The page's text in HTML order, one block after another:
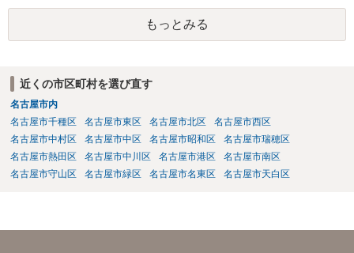
もっとみる
近くの市区町村を選び直す
名古屋市内
名古屋市千種区
名古屋市東区 名古屋市北区
名古屋市西区
名古屋市中村区
名古屋市中区 名古屋市昭和区
名古屋市瑞穂区
名古屋市熱田区
名古屋市中川区 名古屋市港区
名古屋市南区
名古屋市守山区
名古屋市緑区 名古屋市名東区 名古屋市天白区